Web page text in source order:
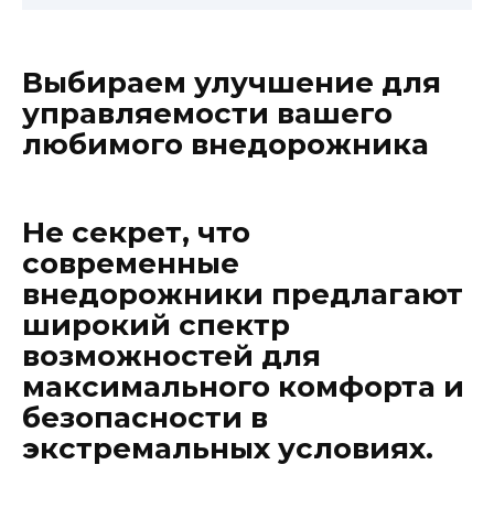
Выбираем улучшение для
управляемости вашего
любимого внедорожника
Не секрет, что
современные
внедорожники предлагают
широкий спектр
возможностей для
максимального комфорта и
безопасности в
экстремальных условиях.